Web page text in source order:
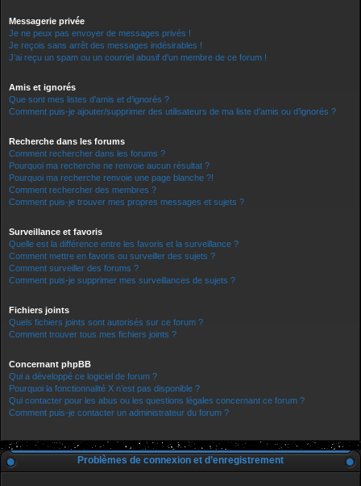
Messagerie privée
Je ne peux pas envoyer de messages privés !
Je reçois sans arrêt des messages indésirables !
J’ai reçu un spam ou un courriel abusif d’un membre de ce forum !
Amis et ignorés
Que sont mes listes d’amis et d’ignorés ?
Comment puis-je ajouter/supprimer des utilisateurs de ma liste d’amis ou d’ignorés ?
Recherche dans les forums
Comment rechercher dans les forums ?
Pourquoi ma recherche ne renvoie aucun résultat ?
Pourquoi ma recherche renvoie une page blanche ?!
Comment rechercher des membres ?
Comment puis-je trouver mes propres messages et sujets ?
Surveillance et favoris
Quelle est la différence entre les favoris et la surveillance ?
Comment mettre en favoris ou surveiller des sujets ?
Comment surveiller des forums ?
Comment puis-je supprimer mes surveillances de sujets ?
Fichiers joints
Quels fichiers joints sont autorisés sur ce forum ?
Comment trouver tous mes fichiers joints ?
Concernant phpBB
Qui a développé ce logiciel de forum ?
Pourquoi la fonctionnalité X n’est pas disponible ?
Qui contacter pour les abus ou les questions légales concernant ce forum ?
Comment puis-je contacter un administrateur du forum ?
Problèmes de connexion et d’enregistrement